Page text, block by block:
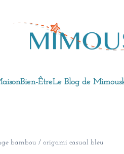
Bien-ÊtreLe Blog de
bambou / origami casual bleu